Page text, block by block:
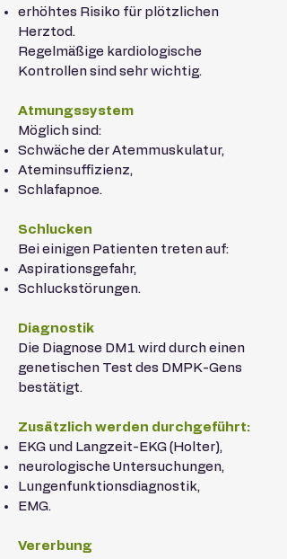
erhöhtes Risiko für plötzlichen
Herztod.
Regelmäßige kardiologische
Kontrollen sind sehr wichtig.
Atmungssystem
Möglich sind:
Schwäche der Atemmuskulatur,
Ateminsuffizienz,
Schlafapnoe.
Schlucken
Bei einigen Patienten treten auf:
Aspirationsgefahr,
Schluckstörungen.
Diagnostik
Die Diagnose DM1 wird durch einen
genetischen Test des DMPK-Gens
bestätigt.
Zusätzlich werden durchgeführt:
EKG und Langzeit-EKG (Holter),
neurologische Untersuchungen,
Lungenfunktionsdiagnostik,
EMG.
Vererbung